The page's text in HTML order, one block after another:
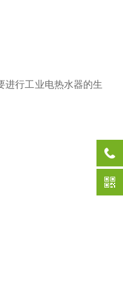
进行工业电热水器的生